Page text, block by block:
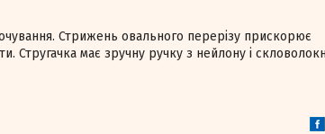
Стрижень овального перерізу прискорює
Стругачка має зручну ручку з нейлону і